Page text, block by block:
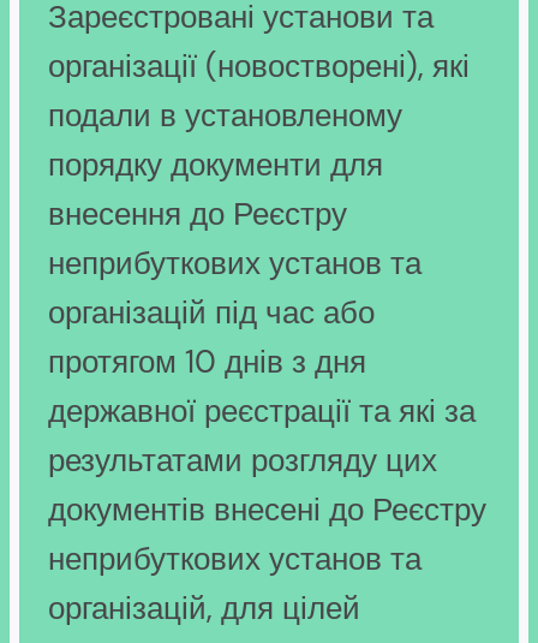
Зареєстровані установи та
організації (новостворені), які
подали в установленому
порядку документи для
внесення до Реєстру
неприбуткових установ та
організацій під час або
протягом 10 днів з дня
державної реєстрації та які за
результатами розгляду цих
документів внесені до Реєстру
неприбуткових установ та
організацій, для цілей